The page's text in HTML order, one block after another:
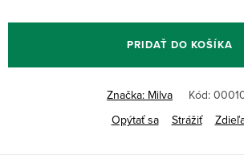
PRIDAŤ DO KOŠÍKA
Značka: Milva Kód:
Opýtať sa
Strážiť